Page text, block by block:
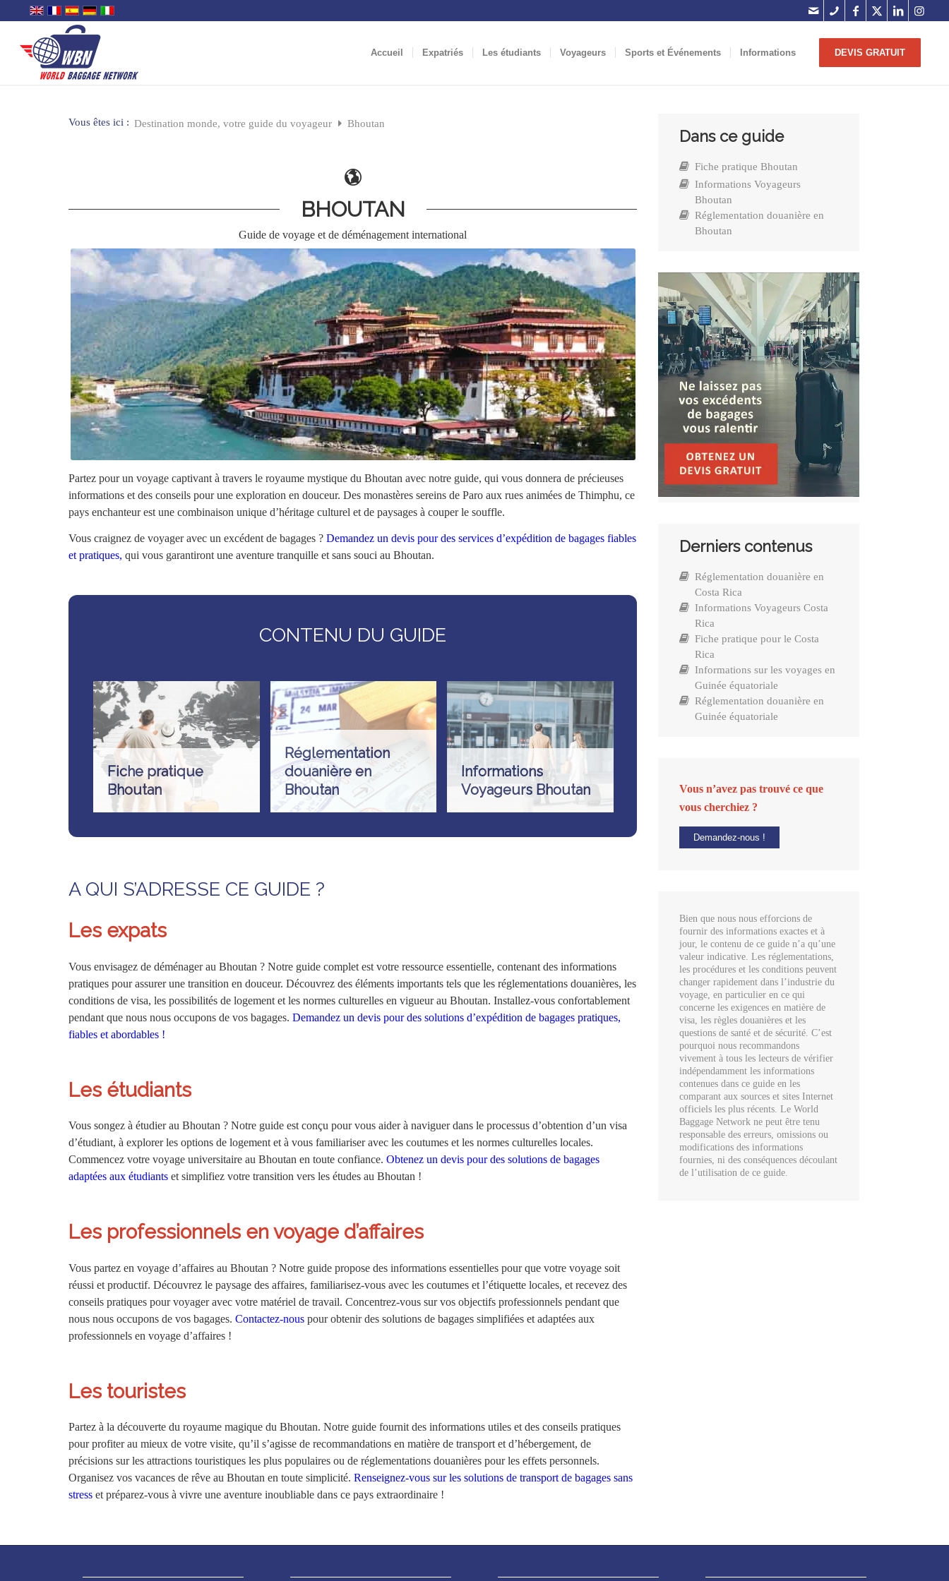
Accueil Expatriés Les étudiants Voyageurs Sports et Événements Informations DEVIS GRATUIT
Vous êtes ici : Destination monde, votre guide du voyageur Bhoutan
BHOUTAN
Guide de voyage et de déménagement international
Partez pour un voyage captivant à travers le royaume mystique du Bhoutan avec notre guide, qui vous donnera de précieuses
informations et des conseils pour une exploration en douceur. Des monastères sereins de Paro aux rues animées de Thimphu, ce
pays enchanteur est une combinaison unique d’héritage culturel et de paysages à couper le souffle.
Vous craignez de voyager avec un excédent de bagages ?Demandez un devis pour des services d’expédition de bagages fiables
et pratiques,qui vous garantiront une aventure tranquille et sans souci au Bhoutan.
CONTENU DU GUIDE
Fiche pratique
Bhoutan
Réglementation
douanière en
Bhoutan
Informations
Voyageurs Bhoutan
A QUI S’ADRESSE CE GUIDE ?
Les expats
Vous envisagez de déménager au Bhoutan ? Notre guide complet est votre ressource essentielle, contenant des informations
pratiques pour assurer une transition en douceur. Découvrez des éléments importants tels que les réglementations douanières, les
conditions de visa, les possibilités de logement et les normes culturelles en vigueur au Bhoutan. Installez-vous confortablement
pendant que nous nous occupons de vos bagages.Demandez un devis pour des solutions d’expédition de bagages pratiques,
fiables et abordables !
Les étudiants
Vous songez à étudier au Bhoutan ? Notre guide est conçu pour vous aider à naviguer dans le processus d’obtention d’un visa
d’étudiant, à explorer les options de logement et à vous familiariser avec les coutumes et les normes culturelles locales.
Commencez votre voyage universitaire au Bhoutan en toute confiance.Obtenez un devis pour des solutions de bagages
adaptées aux étudiantset simplifiez votre transition vers les études au Bhoutan !
Les professionnels en voyage d’affaires
Vous partez en voyage d’affaires au Bhoutan ? Notre guide propose des informations essentielles pour que votre voyage soit
réussi et productif. Découvrez le paysage des affaires, familiarisez-vous avec les coutumes et l’étiquette locales, et recevez des
conseils pratiques pour voyager avec votre matériel de travail. Concentrez-vous sur vos objectifs professionnels pendant que
nous nous occupons de vos bagages.Contactez-nouspour obtenir des solutions de bagages simplifiées et adaptées aux
professionnels en voyage d’affaires !
Les touristes
Partez à la découverte du royaume magique du Bhoutan. Notre guide fournit des informations utiles et des conseils pratiques
pour profiter au mieux de votre visite, qu’il s’agisse de recommandations en matière de transport et d’hébergement, de
précisions sur les attractions touristiques les plus populaires ou de réglementations douanières pour les effets personnels.
Organisez vos vacances de rêve au Bhoutan en toute simplicité.Renseignez-vous sur les solutions de transport de bagages sans
stresset préparez-vous à vivre une aventure inoubliable dans ce pays extraordinaire !
Dans ce guide
Fiche pratique Bhoutan
Informations Voyageurs
Bhoutan
Réglementation douanière en
Bhoutan
Derniers contenus
Réglementation douanière en
Costa Rica
Informations Voyageurs Costa
Rica
Fiche pratique pour le Costa
Rica
Informations sur les voyages en
Guinée équatoriale
Réglementation douanière en
Guinée équatoriale
Vous n’avez pas trouvé ce que
vous cherchiez ?
Demandez-nous !
Bien que nous nous efforcions de
fournir des informations exactes et à
jour, le contenu de ce guide n’a qu’une
valeur indicative. Les réglementations,
les procédures et les conditions peuvent
changer rapidement dans l’industrie du
voyage, en particulier en ce qui
concerne les exigences en matière de
visa, les règles douanières et les
questions de santé et de sécurité. C’est
pourquoi nous recommandons
vivement à tous les lecteurs de vérifier
indépendamment les informations
contenues dans ce guide en les
comparant aux sources et sites Internet
officiels les plus récents. Le World
Baggage Network ne peut être tenu
responsable des erreurs, omissions ou
modifications des informations
fournies, ni des conséquences découlant
de l’utilisation de ce guide.